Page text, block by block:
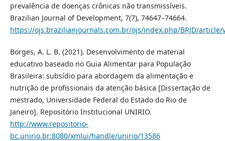
prevalência de doenças crônicas não transmissíveis.
Brazilian Journal of Development, 7(7), 74647–74664.
https://ojs.brazilianjournals.com.br/ojs/index.php/BRJD/article/
Borges, A. L. B. (2021). Desenvolvimento de material
educativo baseado no Guia Alimentar para População
Brasileira: subsídio para abordagem da alimentação e
nutrição de profissionais da atenção básica [Dissertação de
mestrado, Universidade Federal do Estado do Rio de
Janeiro]. Repositório Institucional UNIRIO.
http://www.repositorio-
bc.unirio.br:8080/xmlui/handle/unirio/13586